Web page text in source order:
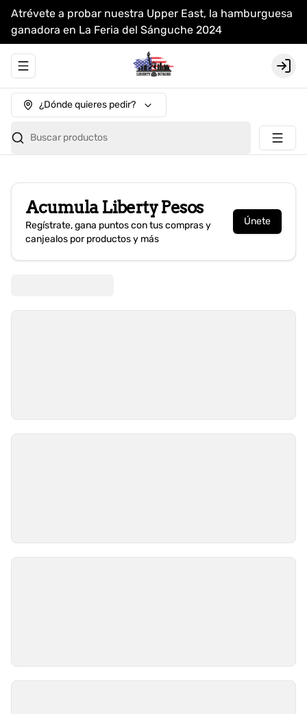
Atrévete a probar nuestra Upper East, la hamburguesa
ganadora en La Feria del Sánguche 2024
Abrir menu de navegación Login
¿Dónde quieres pedir?
Buscar productos
Acumula Liberty Pesos
Regístrate, gana puntos con tus compras y
canjealos por productos y más
Únete